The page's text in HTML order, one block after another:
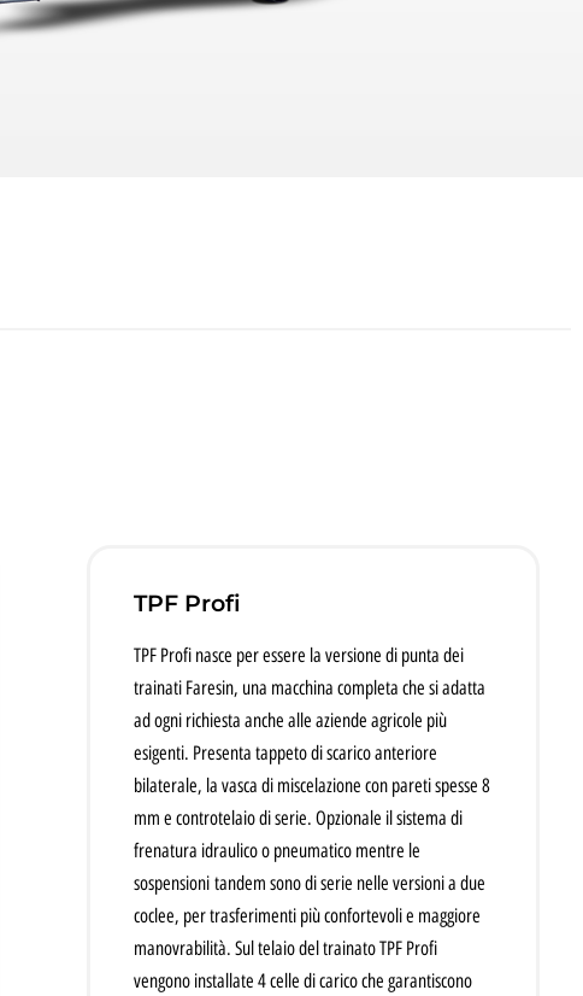
TPF Profi
TPF Profi nasce per essere la versione di punta dei
trainati Faresin, una macchina completa che si adatta
ad ogni richiesta anche alle aziende agricole più
esigenti. Presenta tappeto di scarico anteriore
bilaterale, la vasca di miscelazione con pareti spesse 8
mm e controtelaio di serie. Opzionale il sistema di
frenatura idraulico o pneumatico mentre le
sospensioni tandem sono di serie nelle versioni a due
coclee, per trasferimenti più confortevoli e maggiore
manovrabilità. Sul telaio del trainato TPF Profi
vengono installate 4 celle di carico che garantiscono